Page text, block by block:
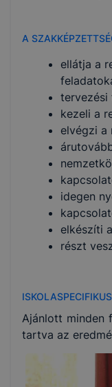
A
ellátja a
tervezési
kezeli a
elvégzi a
idegen
elkészíti
részt
Ajánlott minden
tartva az